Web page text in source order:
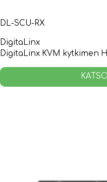
DL-SCU-RX
DigitaLinx
DigitaLinx KVM kytkimen